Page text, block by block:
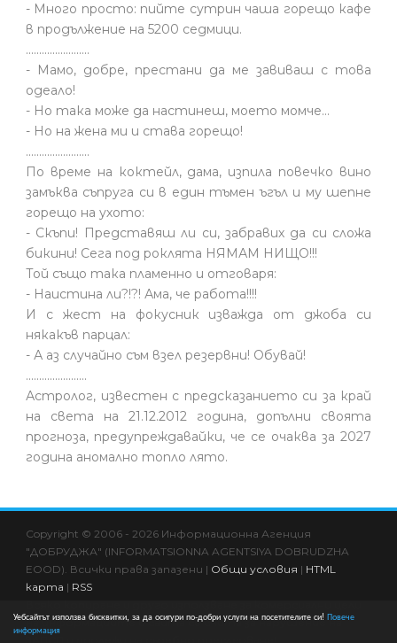
Уебсайтът използва бисквитки, за да осигури по-добри услуги на посетителите си! Повече
информация
- Много просто: пийте сутрин чаша горещо кафе
в продължение на 5200 седмици.
........................
- Мамо, добре, престани да ме завиваш с това
одеало!
- Но така може да настинеш, моето момче…
- Но на жена ми и става горещо!
........................
По време на коктейл, дама, изпила повечко вино
замъква съпруга си в един тъмен ъгъл и му шепне
горещо на ухото:
- Скъпи! Представяш ли си, забравих да си сложа
бикини! Сега под роклята НЯМАМ НИЩО!!!
Той също така пламенно и отговаря:
- Наистина ли?!?! Ама, че работа!!!!
И с жест на фокусник изважда от джоба си
някакъв парцал:
- А аз случайно съм взел резервни! Обувай!
.......................
Астролог, известен с предсказанието си за край
на света на 21.12.2012 година, допълни своята
прогноза, предупреждавайки, че се очаква за 2027
година аномално топло лято.
Copyright © 2006 - 2026 Информационна Агенция
"ДОБРУДЖА" (INFORMATSIONNA AGENTSIYA DOBRUDZHA
EOOD). Всички права запазени | Общи условия | HTML
карта | RSS
на информациите в сайта се счита за нарушение на